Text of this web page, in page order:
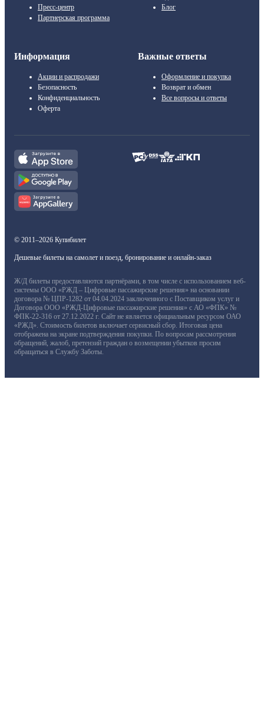
Пресс-центр
Партнерская программа
Блог
Информация
Акции и распродажи
Безопасность
Конфиденциальность
Оферта
Важные ответы
Оформление и покупка
Возврат и обмен
Все вопросы и ответы
© 2011–2026 Купибилет
Дешевые билеты на самолет и поезд, бронирование и онлайн-заказ
Ж/Д билеты предоставляются партнёрами, в том числе с использованием веб-
системы ООО «РЖД – Цифровые пассажирские решения» на основании
договора № ЦПР-1282 от 04.04.2024 заключенного с Поставщиком услуг и
Договора ООО «РЖД-Цифровые пассажирские решения» с АО «ФПК» №
ФПК-22-316 от 27.12.2022 г. Сайт не является официальным ресурсом ОАО
«РЖД». Стоимость билетов включает сервисный сбор. Итоговая цена
отображена на экране подтверждения покупки. По вопросам рассмотрения
обращений, жалоб, претензий граждан о возмещении убытков просим
обращаться в Службу Заботы.